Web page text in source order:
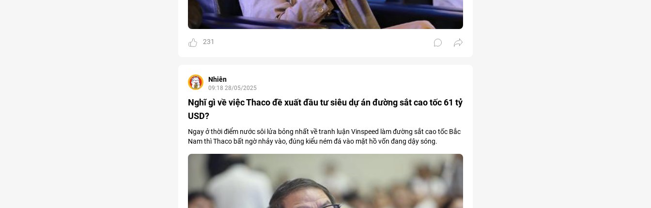
231
Nhiên
09:18 28/05/2025
Nghĩ gì về việc Thaco đề xuất đầu tư siêu dự án đường sắt cao tốc 61 tỷ
USD?
Ngay ở thời điểm nước sôi lửa bỏng nhất về tranh luận Vinspeed làm đường sắt cao tốc Bắc
Nam thì Thaco bất ngờ nhảy vào, đúng kiểu ném đá vào mặt hồ vốn đang dậy sóng.